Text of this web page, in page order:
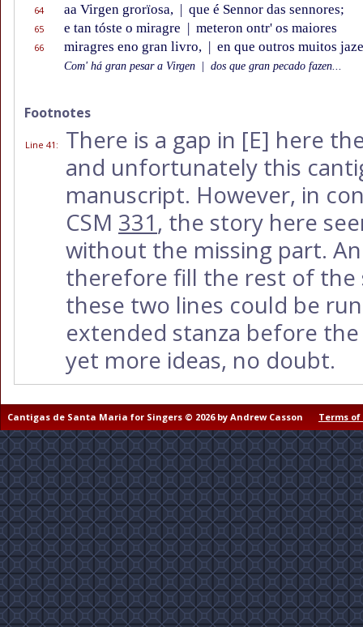
64 aa Virgen grorïosa, | que é Sennor das sennores;
65 e tan tóste o miragre | meteron ontr' os maiores
66 miragres eno gran livro, | en que outros muitos
Com' há gran pesar a Virgen dos que gran pecado fazen...
Footnotes
Line 41 : There is a gap in [E] here
and unfortunately this
manuscript. However, in
CSM 331, the story here
without the missing part.
therefore fill the rest of the
these two lines could be
extended stanza before
yet more ideas, no doubt.
Cantigas de Santa Maria for Singers © 2026 by Andrew Casson Terms of